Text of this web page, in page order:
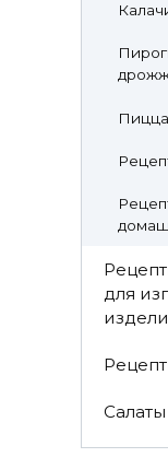
Пицца
для
Салаты